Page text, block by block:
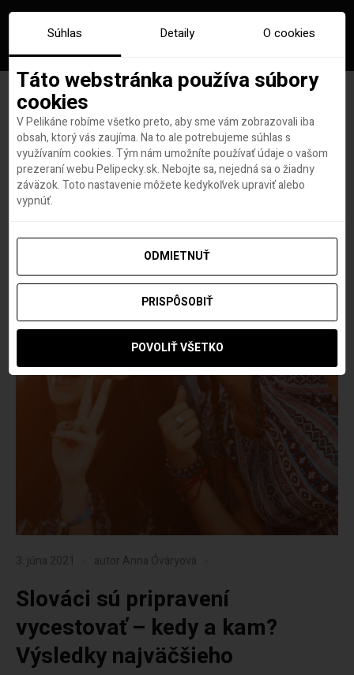
Značka:cestovanie po korone
3. júna 2021 autor Anna Óváryová
Slováci sú pripravení
vycestovať – kedy a kam?
Výsledky najväčšieho
Súhlas Detaily O cookies
Táto webstránka používa súbory
cookies
V Pelikáne robíme všetko preto, aby sme vám zobrazovali iba
obsah, ktorý vás zaujíma. Na to ale potrebujeme súhlas s
využívaním cookies. Tým nám umožníte používať údaje o vašom
prezeraní webu Pelipecky.sk. Nebojte sa, nejedná sa o žiadny
záväzok. Toto nastavenie môžete kedykoľvek upraviť alebo
vypnúť.
ODMIETNUŤ
PRISPÔSOBIŤ
POVOLIŤ VŠETKO